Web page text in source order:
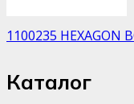
1100235 HEXAGON
Каталог